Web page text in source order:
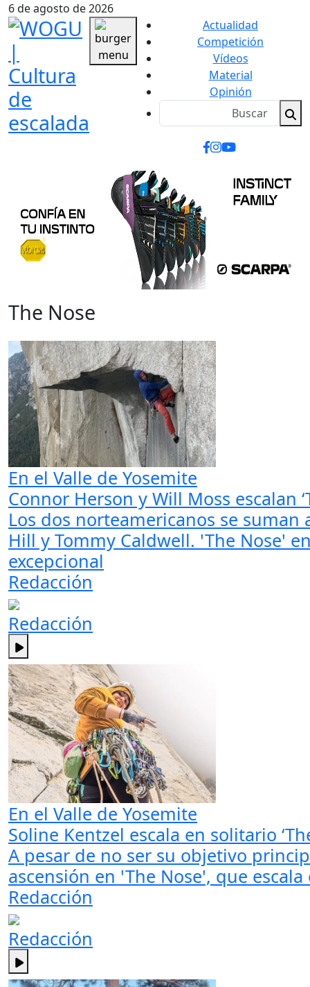
6 de agosto de 2026
Actualidad
Competición
Vídeos
Material
Opinión
The Nose
En el Valle de Yosemite
Connor Herson y Will Moss escalan
Los dos norteamericanos se
Hill y Tommy Caldwell. 'The Nose'
excepcional
Redacción
Redacción
En el Valle de Yosemite
Soline Kentzel escala en solitario
A pesar de no ser su objetivo
ascensión en 'The Nose', que
Redacción
Redacción